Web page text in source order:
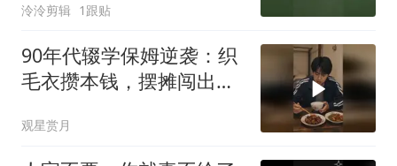
泠泠剪辑 1跟贴
90年代辍学保姆逆袭：织
毛衣攒本钱，摆摊闯出致
观星赏月